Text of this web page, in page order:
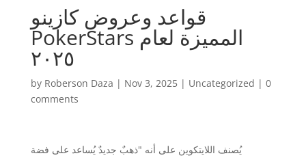
قواعد وعروض كازينو
PokerStars المميزة لعام
٢٠٢٥
by Roberson Daza | Nov 3, 2025| Uncategorized | 0
comments
يُصنف اللايتكوين على أنه "ذهبٌ جديدٌ يُساعد على فضة